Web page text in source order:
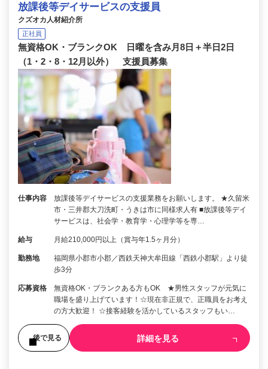
放課後等デイサービスの支援員
クズオカ人材紹介所
正社員
無資格OK・ブランクOK 日曜を含み月8日＋半日2日
（1・2・8・12月以外） 支援員募集
仕事内容
放課後等デイサービスの支援業務をお願いします。 ★久留米
市・三井郡大刀洗町・うきは市に同様求人有 ■放課後等デイ
サービスは、社会学・教育学・心理学等を専…
給与 月給210,000円以上（賞与年1.5ヶ月分）
勤務地
福岡県小郡市小郡／西鉄天神大牟田線「西鉄小郡駅」より徒
歩3分
応募資格
無資格OK・ブランクある方もOK ★男性スタッフが元気に
職場を盛り上げています！☆現在非正規で、正職員をお考え
の方大歓迎！ ☆接客経験を活かしているスタッフもい…
後で見る 詳細を見る